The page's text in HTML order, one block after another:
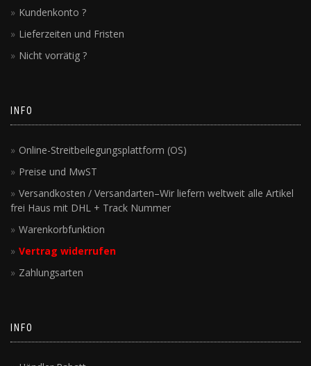
Kundenkonto ?
Lieferzeiten und Fristen
Nicht vorrätig ?
INFO
Online-Streitbeilegungsplattform (OS)
Preise und MwST
Versandkosten / Versandarten–Wir liefern weltweit alle Artikel
frei Haus mit DHL + Track Nummer
Warenkorbfunktion
Vertrag widerrufen
Zahlungsarten
INFO